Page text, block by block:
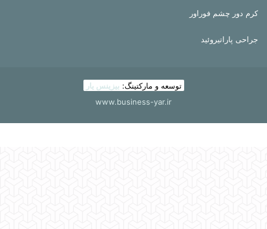
کرم دور چشم فوراور
جراحی پاراتیروئید
توسعه و مارکتینگ: بیزینس یار
www.business-yar.ir